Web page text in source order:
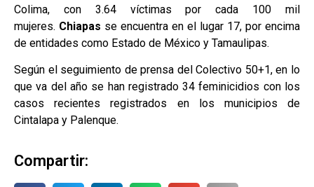
Colima, con 3.64 víctimas por cada 100 mil
mujeres. Chiapas se encuentra en el lugar 17, por encima
de entidades como Estado de México y Tamaulipas.
Según el seguimiento de prensa del Colectivo 50+1, en lo
que va del año se han registrado 34 feminicidios con los
casos recientes registrados en los municipios de
Cintalapa y Palenque.
Compartir: